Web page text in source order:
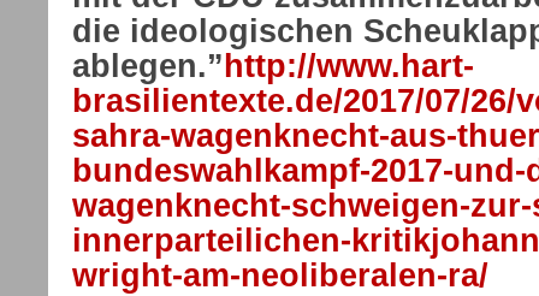
die ideologischen
ablegen.” http://www.hart-
brasilientexte.de/2017/07/26/
sahra-wagenknecht-aus-
bundeswahlkampf-2017-und-
wagenknecht-schweigen-
innerparteilichen-
wright-am-neoliberalen-ra/